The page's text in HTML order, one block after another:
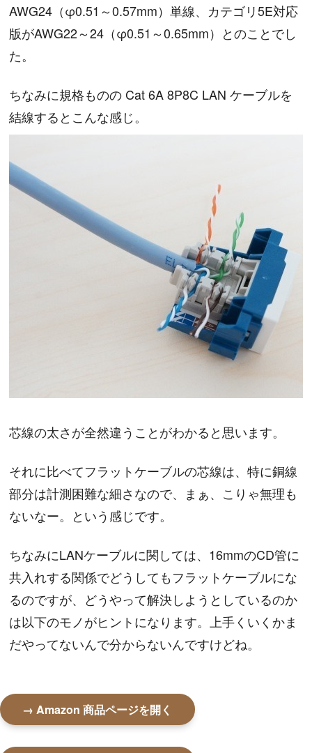
AWG24（φ0.51～0.57mm）単線、カテゴリ5E対応
版がAWG22～24（φ0.51～0.65mm）とのことでし
た。
ちなみに規格ものの Cat 6A 8P8C LAN ケーブルを
結線するとこんな感じ。
芯線の太さが全然違うことがわかると思います。
それに比べてフラットケーブルの芯線は、特に銅線
部分は計測困難な細さなので、まぁ、こりゃ無理も
ないなー。という感じです。
ちなみにLANケーブルに関しては、16mmのCD管に
共入れする関係でどうしてもフラットケーブルにな
るのですが、どうやって解決しようとしているのか
は以下のモノがヒントになります。上手くいくかま
だやってないんで分からないんですけどね。
→ Amazon 商品ページを開く